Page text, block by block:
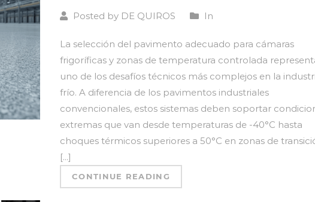
Posted by DE QUIROS In
La selección del pavimento adecuado para cámaras
frigoríficas y zonas de temperatura controlada
uno de los desafíos técnicos más complejos en la
frío. A diferencia de los pavimentos industriales
convencionales, estos sistemas deben soportar
extremas que van desde temperaturas de -40°C hasta
choques térmicos superiores a 50°C en zonas de
[...]
CONTINUE READING